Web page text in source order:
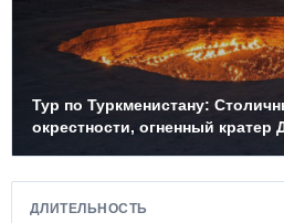
Тур по Туркменистану:
окрестности, огненный кратер
ДЛИТЕЛЬНОСТЬ